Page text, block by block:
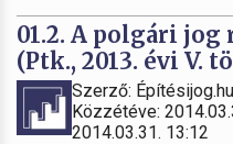
01.2. A polgári jog
(Ptk., 2013. évi V.
Szerző: Építésijog.hu
Közzétéve:
2014.03.31. 13:12